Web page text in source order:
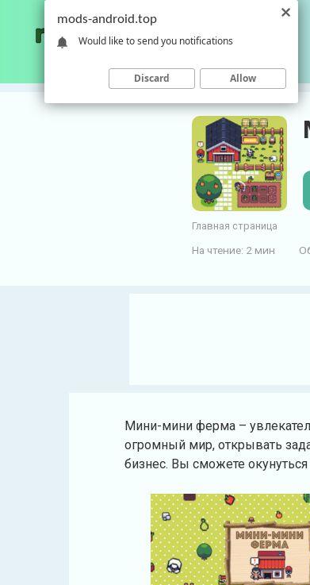
й
Главная страница
На чтение: 2 мин
Мини-мини ферма –
огромный мир, открывать
бизнес. Вы сможете
mods-android.top
Would like to send you notifications
Discard Allow